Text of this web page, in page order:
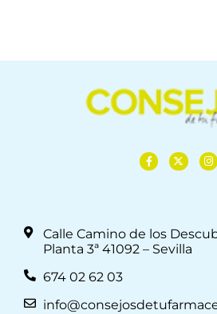
Calle Camino de los
Planta 3ª 41092 – Sevilla
674 02 62 03